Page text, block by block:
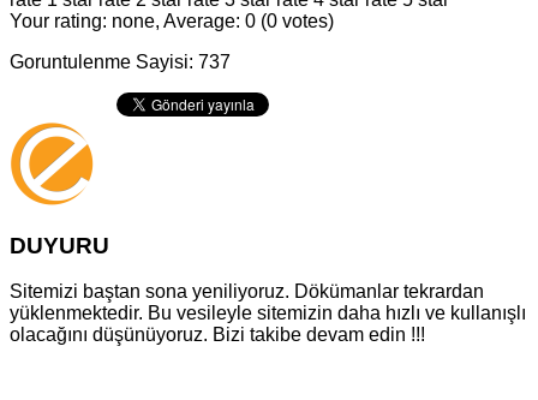
Your rating: none, Average: 0 (0 votes)
Goruntulenme Sayisi: 737
DUYURU
Sitemizi baştan sona yeniliyoruz. Dökümanlar tekrardan
yüklenmektedir. Bu vesileyle sitemizin daha hızlı ve kullanışlı
olacağını düşünüyoruz. Bizi takibe devam edin !!!